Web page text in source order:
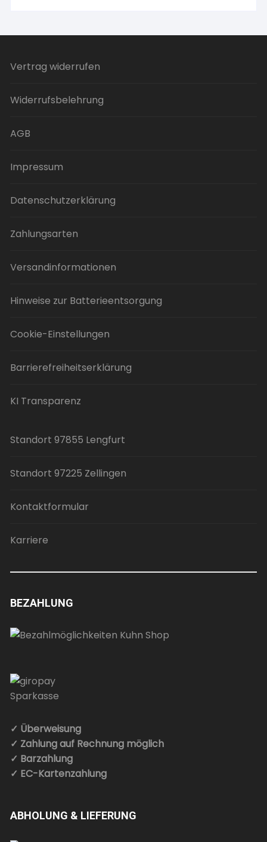
gewählt
Vertrag widerrufen
Widerrufsbelehrung
AGB
Impressum
Datenschutzerklärung
Zahlungsarten
Versandinformationen
Hinweise zur Batterieentsorgung
Cookie-Einstellungen
Barrierefreiheitserklärung
KI Transparenz
Standort 97855 Lengfurt
Standort 97225 Zellingen
Kontaktformular
Karriere
BEZAHLUNG
✓ Überweisung
✓ Zahlung auf Rechnung möglich
✓ Barzahlung
✓ EC-Kartenzahlung
ABHOLUNG & LIEFERUNG